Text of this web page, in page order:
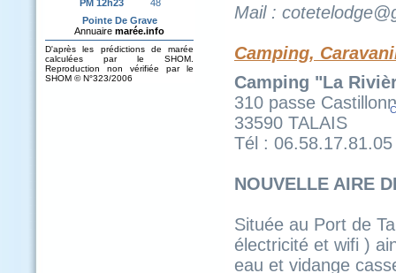
Mail :
Camping,
Camping "La
310 passe
33590 TALAIS
Tél : 06.58.17.81.05
NOUVELLE AIRE
Située au Port de
électricité et wifi )
eau et vidange